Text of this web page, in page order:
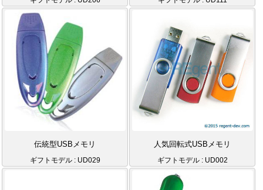
伝統型USBメモリ
ギフトモデル : UD029
人気回転式USBメモリ
ギフトモデル : UD002